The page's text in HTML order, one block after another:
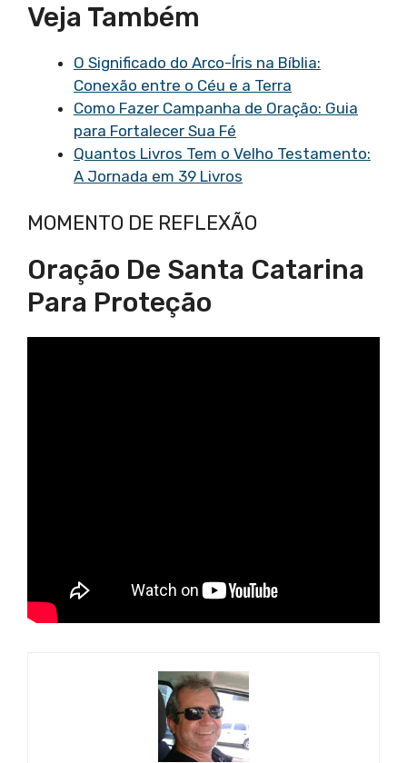
Veja Também
O Significado do Arco-Íris na Bíblia:
Conexão entre o Céu e a Terra
Como Fazer Campanha de Oração: Guia
para Fortalecer Sua Fé
Quantos Livros Tem o Velho Testamento:
A Jornada em 39 Livros
MOMENTO DE REFLEXÃO
Oração De Santa Catarina
Para Proteção